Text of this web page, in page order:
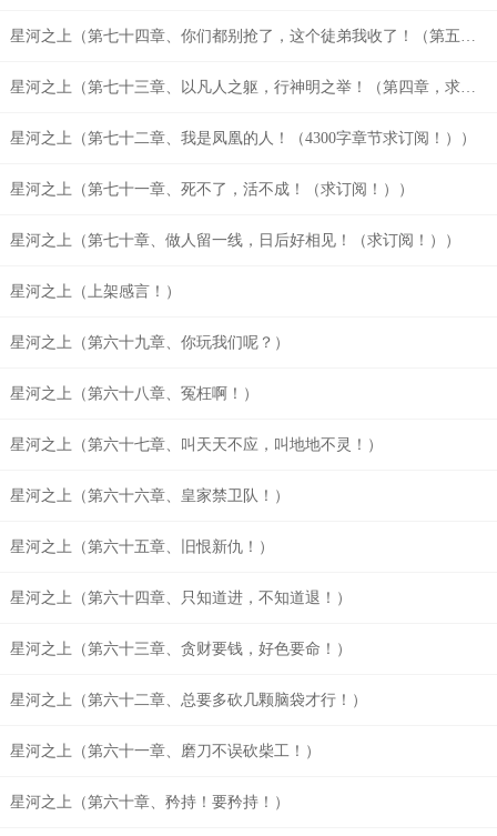
星河之上（第七十三章、以凡人之躯，行神明之举！（第四章，求订阅！））
星河之上（第七十二章、我是凤凰的人！（4300字章节求订阅！））
星河之上（第七十一章、死不了，活不成！（求订阅！））
星河之上（第七十章、做人留一线，日后好相见！（求订阅！））
星河之上（上架感言！）
星河之上（第六十九章、你玩我们呢？）
星河之上（第六十八章、冤枉啊！）
星河之上（第六十七章、叫天天不应，叫地地不灵！）
星河之上（第六十六章、皇家禁卫队！）
星河之上（第六十五章、旧恨新仇！）
星河之上（第六十四章、只知道进，不知道退！）
星河之上（第六十三章、贪财要钱，好色要命！）
星河之上（第六十二章、总要多砍几颗脑袋才行！）
星河之上（第六十一章、磨刀不误砍柴工！）
星河之上（第六十章、矜持！要矜持！）